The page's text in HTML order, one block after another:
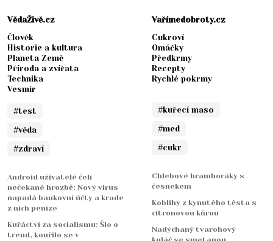
VědaŽivě.cz
Člověk
Historie a kultura
Planeta Země
Příroda a zvířata
Technika
Vesmír
#test
#věda
#zdraví
Android uživatelé čelí
nečekané hrozbě: Nový virus
napadá bankovní účty a krade
z nich peníze
Kuřáctví za socialismu: Šlo o
trend, kouřilo se v
Vařímedobroty.cz
Cukroví
Omáčky
Předkrmy
Recepty
Rychlé pokrmy
#kuřecí maso
#med
#cukr
Chlebové bramboráky s
česnekem
Koblihy z kynutého těsta s
citronovou kůrou
Nadýchaný tvarohový